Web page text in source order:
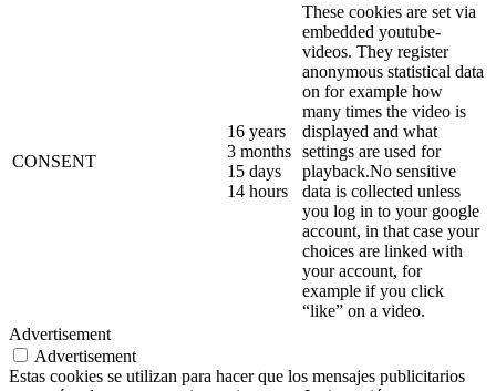
CONSENT
16 years
3 months
15 days
14 hours
These cookies are set via
embedded youtube-
videos. They register
anonymous statistical data
on for example how
many times the video is
displayed and what
settings are used for
playback.No sensitive
data is collected unless
you log in to your google
account, in that case your
choices are linked with
your account, for
example if you click
“like” on a video.
Advertisement
Advertisement
Estas cookies se utilizan para hacer que los mensajes publicitarios